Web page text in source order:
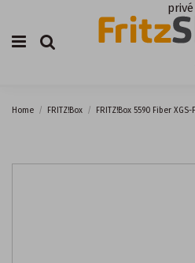
privé
Home FRITZ!Box FRITZ!Box 5590 Fiber XGS-